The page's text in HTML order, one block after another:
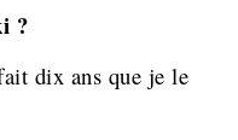
?
dix ans que je le